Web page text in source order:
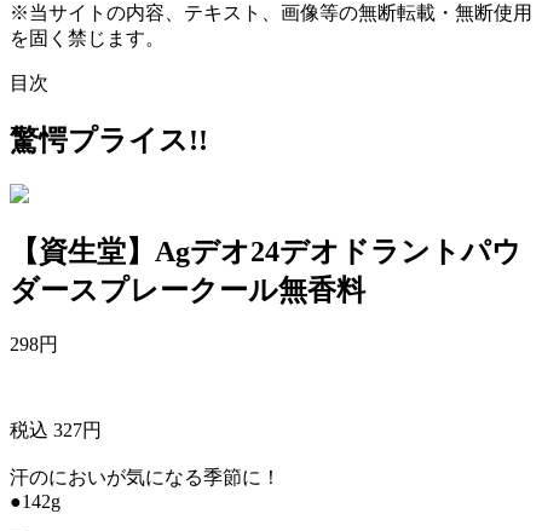
※当サイトの内容、テキスト、画像等の無断転載・無断使用
を固く禁じます。
目次
驚愕プライス!!
【資生堂】Agデオ24デオドラントパウ
ダースプレークール無香料
298円
税込 327円
汗のにおいが気になる季節に！
●142g